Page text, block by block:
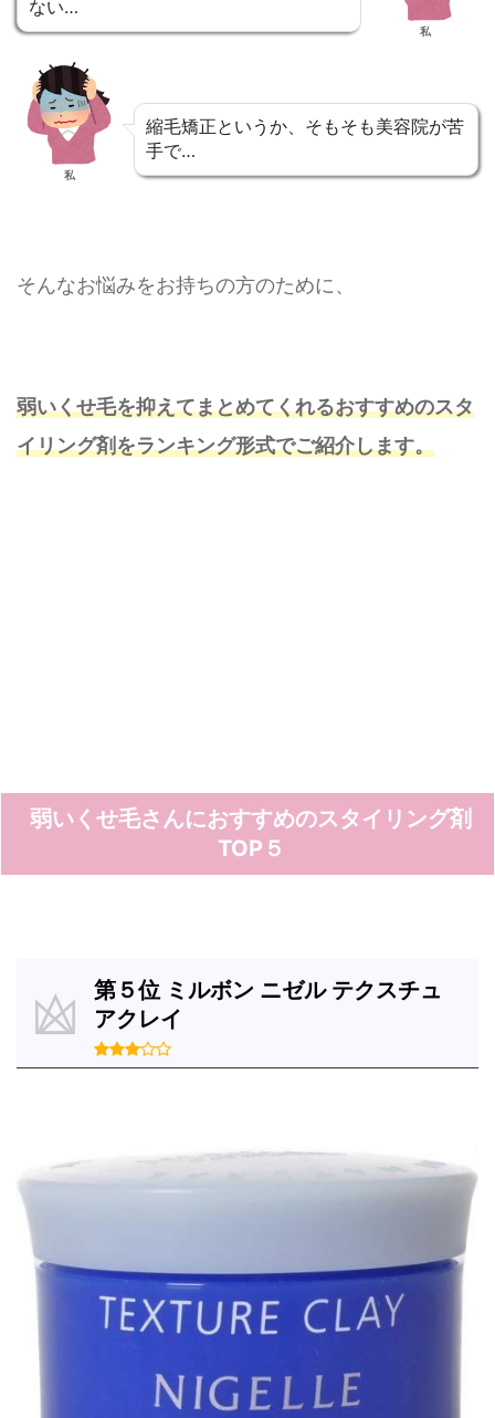
ない…
私
私
縮毛矯正というか、そもそも美容院が苦
手で…
そんなお悩みをお持ちの方のために、
弱いくせ毛を抑えてまとめてくれるおすすめのスタ
イリング剤をランキング形式でご紹介します。
弱いくせ毛さんにおすすめのスタイリング剤
TOP５
第５位 ミルボン ニゼル テクスチュ
アクレイ